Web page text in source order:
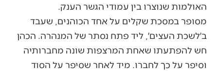
האולמות שנוצרו בין עמודי הגשר הענק.
מסופר במסכת שקלים על אחד הכוהנים, שעבד
ב׳לשכת העצים׳, ליד פתח נסתר של המנהרה. הכהן
חש להפתעתו שאחת המרצפות שונה מחברותיה
וסיפר על כך לחברו. מיד לאחר שסיפר על הסוד